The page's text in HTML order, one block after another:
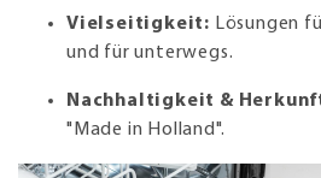
Vielseitigkeit: Lösungen
und für unterwegs.
Nachhaltigkeit &
"Made in Holland".